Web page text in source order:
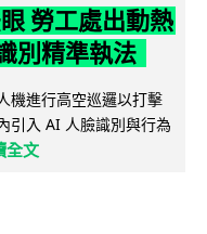
勞工處出動熱
別精準執法
機進行高空巡邏以打擊
引入 AI 人臉識別與行為
全文